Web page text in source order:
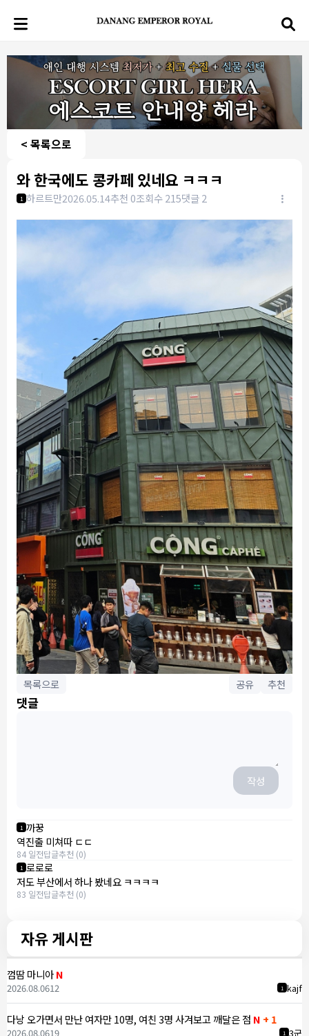
< 목록으로
와 한국에도 콩카페 있네요 ㅋㅋㅋ
1 하르트만2026.05.14추천 0조회수 215댓글 2
목록으로 공유 추천
댓글
작성
1 까꿍
역진출 미쳐따 ㄷㄷ
84 일전답글추천 (0)
1 로로로
저도 부산에서 하나 봤네요 ㅋㅋㅋㅋ
83 일전답글추천 (0)
자유 게시판
껌땀 마니아N
1 kajf
2026.08.0612
다낭 오가면서 만난 여자만 10명, 여친 3명 사겨보고 깨달은 점 N + 1
1 3군
2026.08.0619